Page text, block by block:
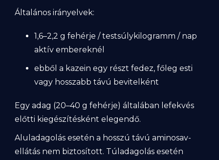
Általános irányelvek:
1,6–2,2 g fehérje / testsúlykilogramm / nap
aktív embereknél
ebből a kazein egy részt fedez, főleg esti
vagy hosszabb távú bevitelként
Egy adag (20–40 g fehérje) általában lefekvés
előtti kiegészítésként elegendő.
Aluladagolás esetén a hosszú távú aminosav-
ellátás nem biztosított. Túladagolás esetén